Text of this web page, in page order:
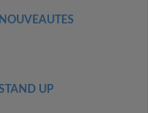
UP